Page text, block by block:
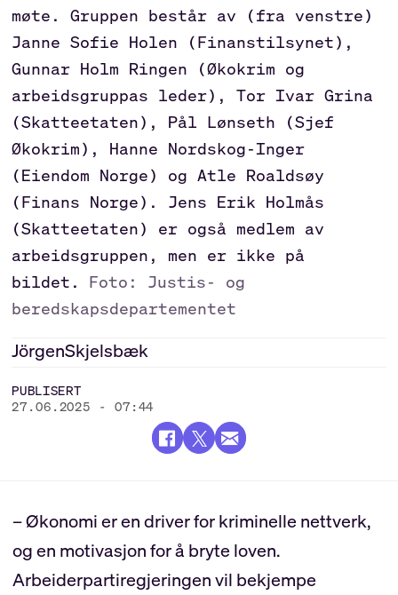
møte. Gruppen består av (fra venstre)
Janne Sofie Holen (Finanstilsynet),
Gunnar Holm Ringen (Økokrim og
arbeidsgruppas leder), Tor Ivar Grina
(Skatteetaten), Pål Lønseth (Sjef
Økokrim), Hanne Nordskog-Inger
(Eiendom Norge) og Atle Roaldsøy
(Finans Norge). Jens Erik Holmås
(Skatteetaten) er også medlem av
arbeidsgruppen, men er ikke på
bildet.
Foto: Justis- og
beredskapsdepartementet
JörgenSkjelsbæk
PUBLISERT
27.06.2025 - 07:44
– Økonomi er en driver for kriminelle nettverk,
og en motivasjon for å bryte loven.
Arbeiderpartiregjeringen vil bekjempe